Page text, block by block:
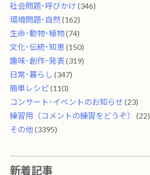
社会問題･呼びかけ (346)
環境問題･自然(162)
生命･動物･植物(74)
文化･伝統･知恵 (150)
趣味･創作･発表(319)
日常･暮らし (347)
簡単レシピ (110)
コンサート･イベントのお知らせ (23)
練習用（コメントの練習をどうぞ）
(22)
その他 (3395)
新着記事